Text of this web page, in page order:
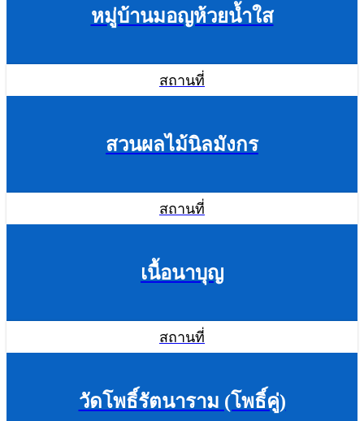
หมู่บ้านมอญห้วยน้ำใส
สถานที่
สวนผลไม้นิลมังกร
สถานที่
เนื้อนาบุญ
สถานที่
วัดโพธิ์รัตนาราม (โพธิ์คู่)